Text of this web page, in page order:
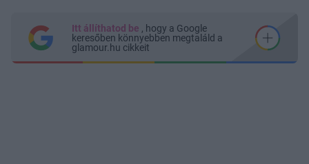
Itt állíthatod be , hogy a Google
keresőben könnyebben megtaláld a
glamour.hu cikkeit